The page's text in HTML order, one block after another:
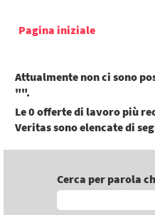
Pagina iniziale
Attualmente non ci sono
"".
Le 0 offerte di lavoro più
Veritas sono elencate di
Cerca per parola